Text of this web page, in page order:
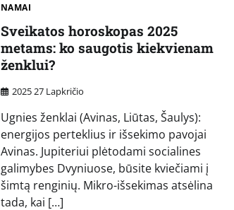
NAMAI
Sveikatos horoskopas 2025
metams: ko saugotis kiekvienam
ženklui?
2025 27 Lapkričio
Ugnies ženklai (Avinas, Liūtas, Šaulys):
energijos perteklius ir išsekimo pavojai
Avinas. Jupiteriui plėtodami socialines
galimybes Dvyniuose, būsite kviečiami į
šimtą renginių. Mikro-išsekimas atsėlina
tada, kai […]